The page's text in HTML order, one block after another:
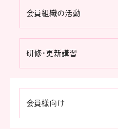
会員組織の活動
研修・更新講習
会員様向け